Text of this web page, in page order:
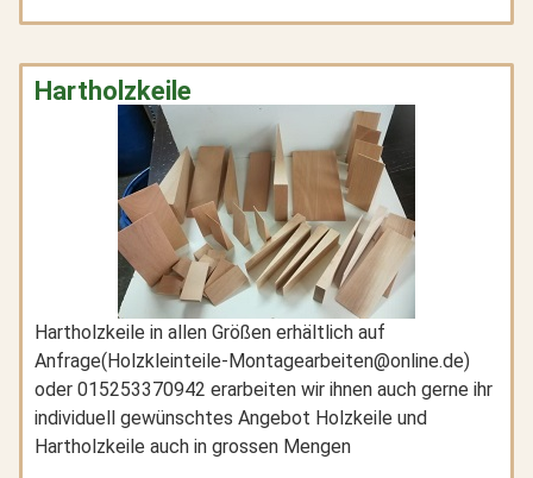
Hartholzkeile
Hartholzkeile in allen Größen erhältlich auf
Anfrage(Holzkleinteile-Montagearbeiten@online.de)
oder 015253370942 erarbeiten wir ihnen auch gerne ihr
individuell gewünschtes Angebot Holzkeile und
Hartholzkeile auch in grossen Mengen